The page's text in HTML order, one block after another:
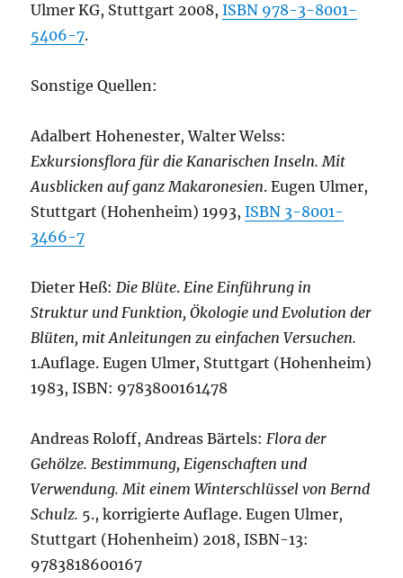
Ulmer KG, Stuttgart 2008,ISBN 978-3-8001-
5406-7.
Sonstige Quellen:
Adalbert Hohenester, Walter Welss:
Exkursionsflora für die Kanarischen Inseln. Mit
Ausblicken auf ganz Makaronesien. Eugen Ulmer,
Stuttgart (Hohenheim) 1993,ISBN 3-8001-
3466-7
Dieter Heß:Die Blüte. Eine Einführung in
Struktur und Funktion, Ökologie und Evolution der
Blüten, mit Anleitungen zu einfachen Versuchen.
1.Auflage. Eugen Ulmer, Stuttgart (Hohenheim)
1983, ISBN: 9783800161478
Andreas Roloff, Andreas Bärtels:Flora der
Gehölze. Bestimmung, Eigenschaften und
Verwendung. Mit einem Winterschlüssel von Bernd
Schulz. 5., korrigierte Auflage. Eugen Ulmer,
Stuttgart (Hohenheim) 2018, ISBN-13:
9783818600167